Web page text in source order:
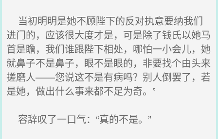
当初明明是她不顾陛下的反对执意要纳我们
进门的，应该很大度才是，可是除了钱氏以她马
首是瞻，我们谁跟陛下相处，哪怕一小会儿，她
就鼻子不是鼻子，眼不是眼的，非要找个由头来
搓磨人——您说这不是有病吗？别人倒罢了，若
是她，做出什么事来都不足为奇。”
容辞叹了一口气：“真的不是。”